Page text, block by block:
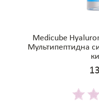
Medicube
Мультипептидна